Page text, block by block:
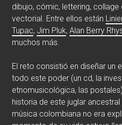
dibujo, cómic, lettering, collage
vectorial. Entre ellos están
Tupac, Jim Pluk, Alan Berry
muchos más.
El reto consistió en diseñar un
todo este poder (un cd, la
etnomusicológica, las
historia de este juglar
música colombiana no era